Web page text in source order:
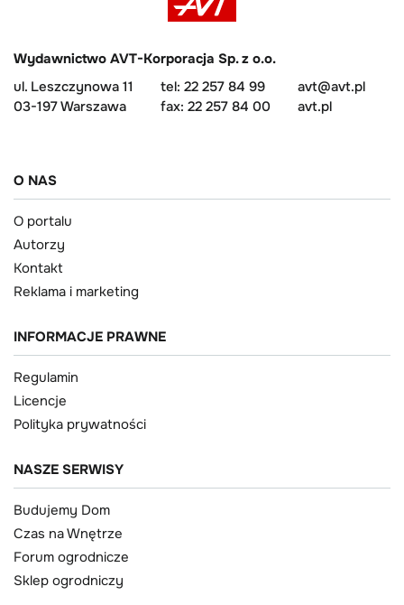
Wydawnictwo AVT-Korporacja Sp. z o.o.
ul. Leszczynowa 11
03-197 Warszawa
tel: 22 257 84 99
fax: 22 257 84 00
avt@avt.pl
avt.pl
O NAS
O portalu
Autorzy
Kontakt
Reklama i marketing
INFORMACJE PRAWNE
Regulamin
Licencje
Polityka prywatności
NASZE SERWISY
Budujemy Dom
Czas na Wnętrze
Forum ogrodnicze
Sklep ogrodniczy